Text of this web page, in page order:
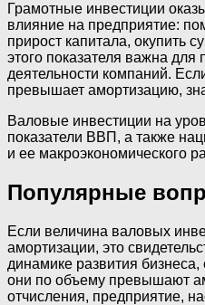
Грамотные инвестиции
влияние на предприятие:
прирост капитала, окупить
этого показателя важна
деятельности компаний.
превышает амортизацию,
Валовые инвестиции на
показатели ВВП, а также
и ее макроэкономического
Популярные
Если величина валовых
амортизации, это
динамике развития
они по объему превышают
отчисления, предприятие,